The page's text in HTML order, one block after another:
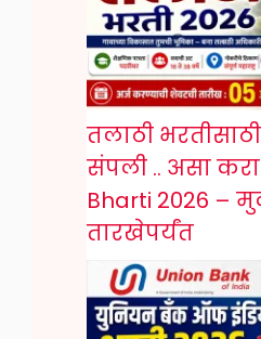
तलाठी भरतीसाठी
संपली .. असा
Bharti 2026 –
तारखेपर्यंत